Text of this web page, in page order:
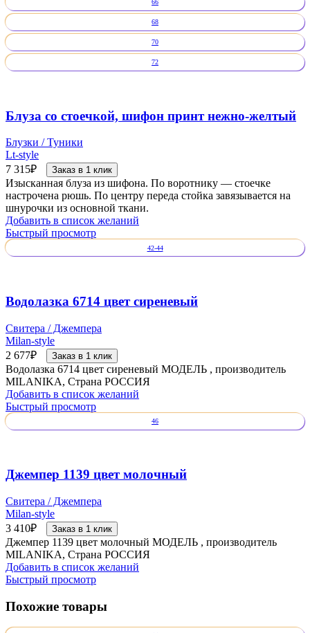
66
68
70
72
Блуза со стоечкой, шифон принт нежно-желтый
Блузки / Туники
Lt-style
7 315₽ Заказ в 1 клик
Изысканная блуза из шифона. По воротнику — стоечке
настрочена рюшь. По центру переда стойка завязывается на
шнурочки из основной ткани.
Добавить в список желаний
Быстрый просмотр
42-44
Водолазка 6714 цвет сиреневый
Свитера / Джемпера
Milan-style
2 677₽ Заказ в 1 клик
Водолазка 6714 цвет сиреневый МОДЕЛЬ , производитель
MILANIKA, Страна РОССИЯ
Добавить в список желаний
Быстрый просмотр
46
Джемпер 1139 цвет молочный
Свитера / Джемпера
Milan-style
3 410₽ Заказ в 1 клик
Джемпер 1139 цвет молочный МОДЕЛЬ , производитель
MILANIKA, Страна РОССИЯ
Добавить в список желаний
Быстрый просмотр
Похожие товары